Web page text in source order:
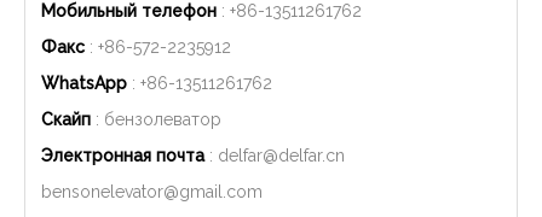
Мобильный телефон : +86-13511261762
Факс : +86-572-2235912
WhatsApp : +86-13511261762
Скайп : бензолеватор
Электронная почта: delfar@delfar.cn
bensonelevator@gmail.com